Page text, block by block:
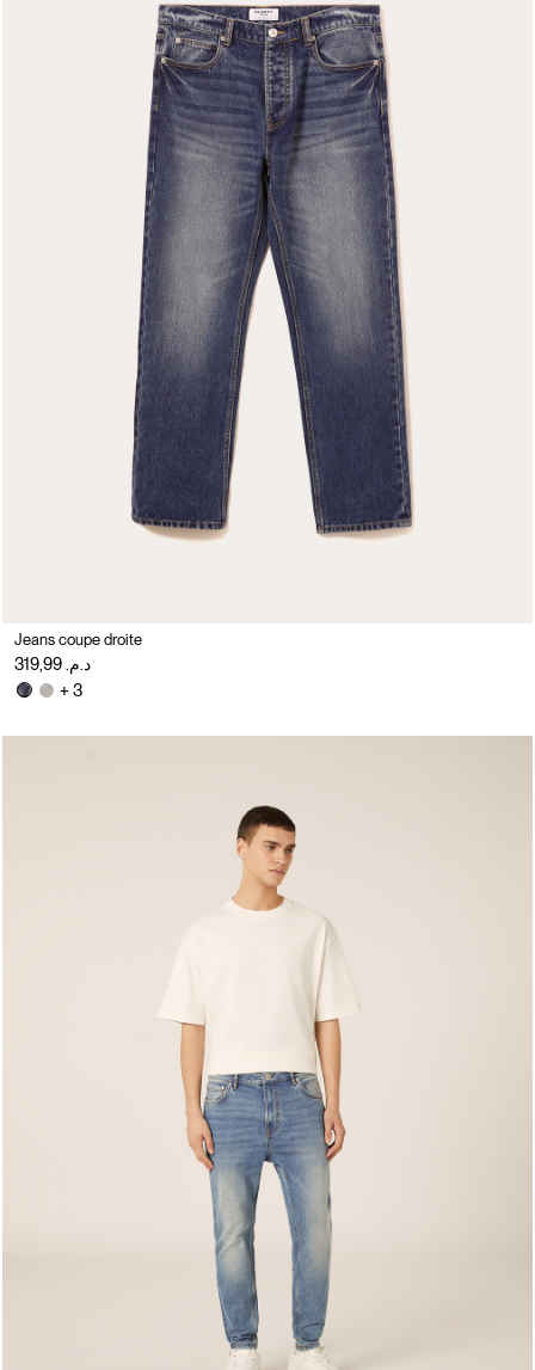
Jeans coupe droite
د.م. 319,99
+ 3